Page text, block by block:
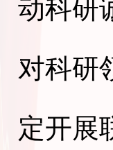
动科研
对科研
定开展